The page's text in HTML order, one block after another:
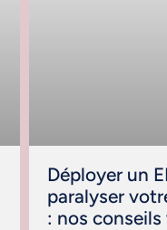
Déployer un
paralyser
: nos